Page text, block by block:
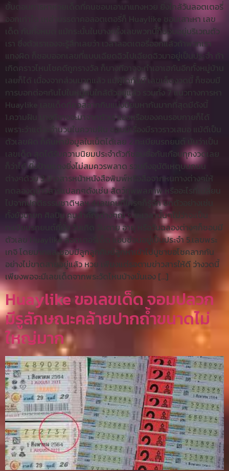
ขั้นตอนการหาหวยเด็ดที่คนชอบเอามาแทงหวย ยิ่งใกล้วันลอตเตอรี่
ออกเท่าใด เหล่าบรรดาคอลอตเตอรี่ก็ Huaylike ชอบเสาะหา เลข
เด็ด กันทั้งหมด แม้กระนั้นในบางครั้งเลขพวกนี้ก็ชอบอยู่บริเวณตัว
เรา ซึ่งตัวเราเองจะรู้สึกเลยว่า เวลาลอตเตอรี่ออกแล้วถ้าพวกเรา
แทงผิด ก็ชอบออกเลขที่แบบเฉียดฉิวไปเฉียดฉิวมาอยู่เป็นประจำ ถ้า
เกิดคราวไหนโชคดีถูกรางวัล ก็บางทีอาจจะทำเอาเฮกันอีกทั้งหมู่บ้าน
เลยก็ได้ เนื่องจากส่วนมากแล้ว แม้ผู้ใดกันมี เลขเด็ดงวดนี้ ก็ชอบมี
การบอกต่อๆกันไปในหมู่คนใกล้ตัวอยู่แล้ว รวมทั้ง 7 แนวทางการหา
Huaylike เลขเด็ดที่คอสลากกินแบ่งนิยมหากันมากที่สุดมีดังนี้
1.ความฝัน บางทีอาจจะมาจากตัวเราเองหรือของคนรอบกายก็ได้
เพราะว่าแต่ละจำนวนในความฝัน ชอบมีเรื่องมีราวราวเสมอ แม้ตีเป็น
ตัวเลขผิด ก็ค้นหาข้อมูลในเน็ตได้เลย 2.ทะเบียนรถยนต์ นับว่าเป็น
เลขเด็ด สุดได้รับความนิยมประจำตัวที่ชอบซื้อกันเกือบทุกงวดเลย
ก็ว่าได้ ยิ่งป้ายแดงยิ่งไม่สมควรพลาด รวมถึงอุบัติเหตุบนถนน
ต่างๆด้วย 3.ข่าวสารหน้าหนังสือพิมพ์หรือสื่อจากหนทางต่างๆให้
ทดลองดูข่าวสารแปลกๆดังเช่น สัตว์ทุพพลภาพ หรืออะไรที่เปลี่ยน
ไปจากปกติธรรมชาติฯลฯ 4.เลขคนที่ใครๆก็รู้จัก ยกตัวอย่างเช่น
ทั้งยังนายก ศิลปิน คนสำคัญต่างๆณ ระยะเวลานั้นๆไม่ว่าจะเป็น
ทะเบียนรถยนต์ที่นั่ง วันเกิด วันตาย อายุ หรือวันฉลองต่างๆก็ชอบมี
ตัวเลข Huaylike ลอตเตอรี่เด็ด แอบซ่อนอยู่เป็นประจำ 5.เลขพระ
เกจิ โดยมากและชอบมีลูกลูกศิษย์ลูกหาเข้าไปบูชาขอโชคลาภกัน
อย่างไม่ขาดสายอยู่แล้ว หวย เพียงแต่รอตามข่าวสารให้ดี ว่างวดนี้
เพียงพอจะมีเลขเด็ดจากพระวัดไหนบ้างนั่นเอง […]
Huaylike ขอเลขเด็ด จอมปลวก
มีรูลักษณะคล้ายปากถ้ำขนาดไม่
ใหญ่มาก